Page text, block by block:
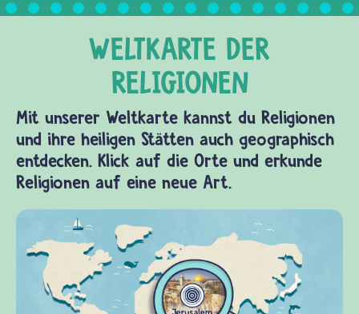
Mit unserer Weltkarte kannst du Religionen
und ihre heiligen Stätten auch geographisch
entdecken. Klick auf die Orte und erkunde
Religionen auf eine neue Art.